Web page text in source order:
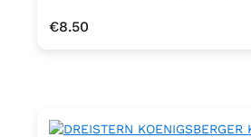
Regular price:
€8.50